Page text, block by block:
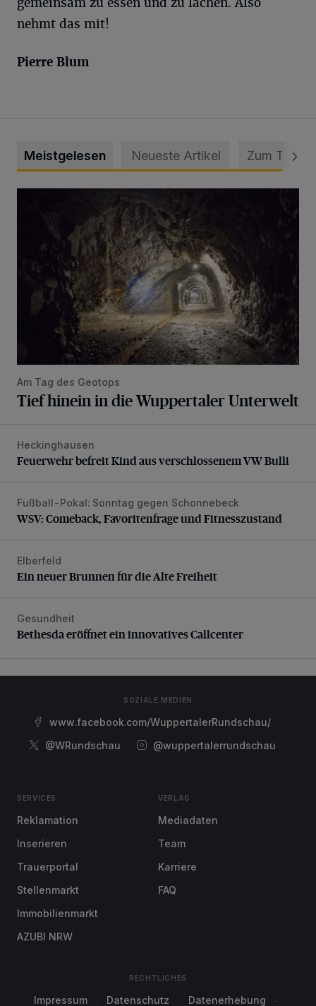
nehmt das mit!
Pierre Blum
Meistgelesen Neueste Artikel Zum Thema
Am Tag des Geotops
Tief hinein in die Wuppertaler Unterwelt
Feuerwehr befreit Kind aus verschlossenem VW Bulli
Heckinghausen
Feuerwehr befreit Kind aus verschlossenem VW Bulli
WSV: Comeback, Favoritenfrage und Fitnesszustand
Fußball-Pokal: Sonntag gegen Schonnebeck
WSV: Comeback, Favoritenfrage und Fitnesszustand
Ein neuer Brunnen für die Alte Freiheit
Elberfeld
Ein neuer Brunnen für die Alte Freiheit
Bethesda eröffnet ein innovatives Callcenter
Gesundheit
Bethesda eröffnet ein innovatives Callcenter
SOZIALE MEDIEN
www.facebook.com/WuppertalerRundschau/
@WRundschau
@wuppertalerrundschau
SERVICES
Reklamation
Inserieren
Trauerportal
Stellenmarkt
Immobilienmarkt
AZUBI NRW
VERLAG
Mediadaten
Team
Karriere
FAQ
RECHTLICHES
Impressum Datenschutz Datenerhebung